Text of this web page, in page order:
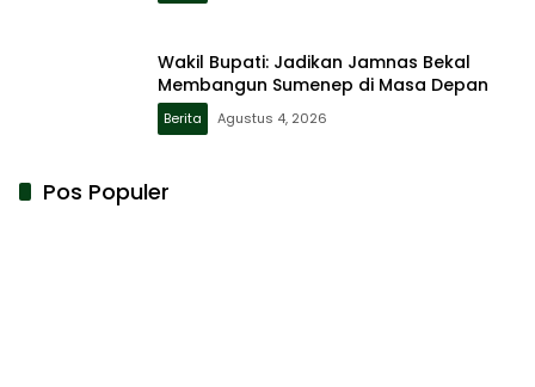
Wakil Bupati: Jadikan Jamnas Bekal
Membangun Sumenep di Masa Depan
Berita Agustus 4, 2026
Pos Populer